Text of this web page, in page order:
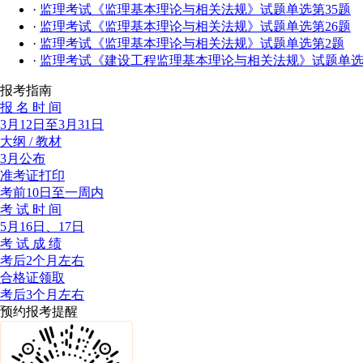
· 监理考试《监理基本理论与相关法规》试题单选第35题
· 监理考试《监理基本理论与相关法规》试题单选第26题
· 监理考试《监理基本理论与相关法规》试题单选第2题
· 监理考试《建设工程监理基本理论与相关法规》试题单
报考指南
报 名 时 间
3月12日至3月31日
大纲 / 教材
3月公布
准考证打印
考前10日至一周内
考 试 时 间
5月16日、17日
考 试 成 绩
考后2个月左右
合格证领取
考后3个月左右
预约报考提醒